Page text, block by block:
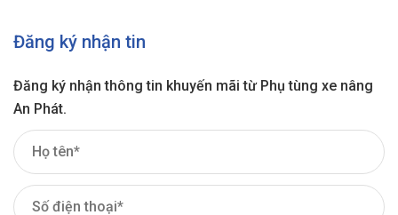
Đăng ký nhận tin
Đăng ký nhận thông tin khuyến mãi từ Phụ tùng xe nâng
An Phát.